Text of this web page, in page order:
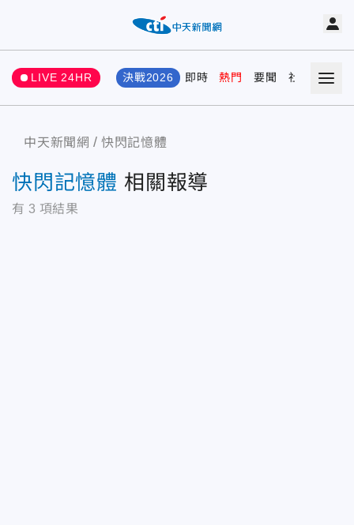
LIVE 24HR 決戰2026 即時 熱門 要聞 社會 娛樂
中天新聞網 快閃記憶體
快閃記憶體 相關報導
有 3 項結果